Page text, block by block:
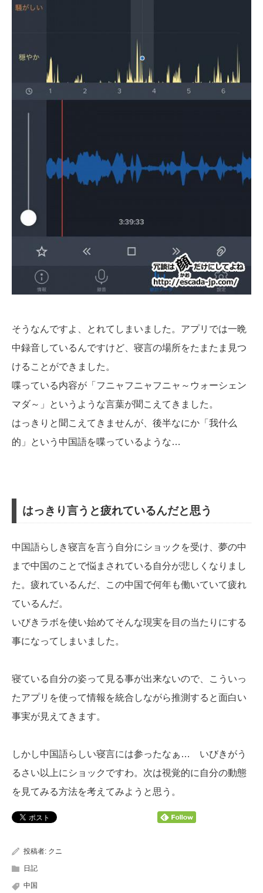
そうなんですよ、とれてしまいました。アプリでは一晩
中録音しているんですけど、寝言の場所をたまたま見つ
けることができました。
喋っている内容が「フニャフニャフニャ～ウォーシェン
マダ～」というような言葉が聞こえてきました。
はっきりと聞こえてきませんが、後半なにか「我什么
的」という中国語を喋っているような…
はっきり言うと疲れているんだと思う
中国語らしき寝言を言う自分にショックを受け、夢の中
まで中国のことで悩まされている自分が悲しくなりまし
た。疲れているんだ、この中国で何年も働いていて疲れ
ているんだ。
いびきラボを使い始めてそんな現実を目の当たりにする
事になってしまいました。
寝ている自分の姿って見る事が出来ないので、こういっ
たアプリを使って情報を統合しながら推測すると面白い
事実が見えてきます。
しかし中国語らしい寝言には参ったなぁ… いびきがう
るさい以上にショックですわ。次は視覚的に自分の動態
を見てみる方法を考えてみようと思う。
投稿者: クニ
日記
中国